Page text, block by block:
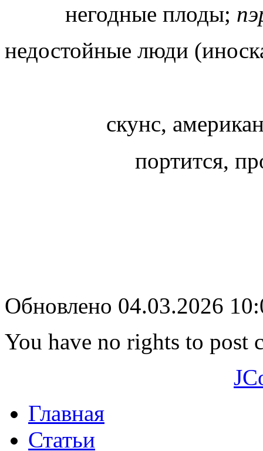
негодные плоды;
недостойные люди
скунс,
портится,
Обновлено 04.03.2026
You have no rights to post
Главная
Статьи